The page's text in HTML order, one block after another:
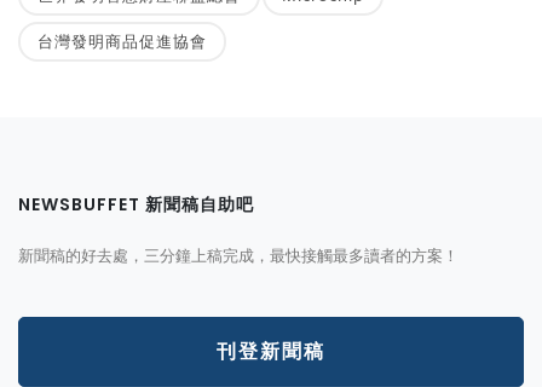
台灣發明商品促進協會
NEWSBUFFET 新聞稿自助吧
新聞稿的好去處，三分鐘上稿完成，最快接觸最多讀者的方案！
刊登新聞稿